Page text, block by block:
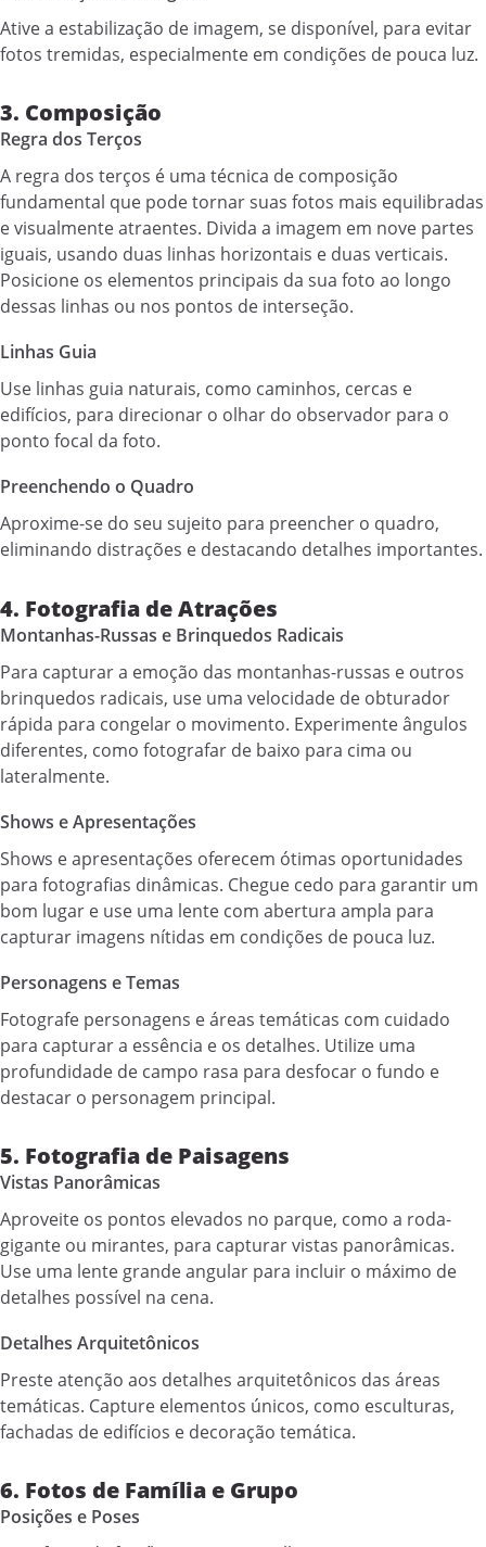
Ative a estabilização de imagem, se disponível, para evitar
fotos tremidas, especialmente em condições de pouca luz.
3. Composição
Regra dos Terços
A regra dos terços é uma técnica de composição
fundamental que pode tornar suas fotos mais equilibradas
e visualmente atraentes. Divida a imagem em nove partes
iguais, usando duas linhas horizontais e duas verticais.
Posicione os elementos principais da sua foto ao longo
dessas linhas ou nos pontos de interseção.
Linhas Guia
Use linhas guia naturais, como caminhos, cercas e
edifícios, para direcionar o olhar do observador para o
ponto focal da foto.
Preenchendo o Quadro
Aproxime-se do seu sujeito para preencher o quadro,
eliminando distrações e destacando detalhes importantes.
4. Fotografia de Atrações
Montanhas-Russas e Brinquedos Radicais
Para capturar a emoção das montanhas-russas e outros
brinquedos radicais, use uma velocidade de obturador
rápida para congelar o movimento. Experimente ângulos
diferentes, como fotografar de baixo para cima ou
lateralmente.
Shows e Apresentações
Shows e apresentações oferecem ótimas oportunidades
para fotografias dinâmicas. Chegue cedo para garantir um
bom lugar e use uma lente com abertura ampla para
capturar imagens nítidas em condições de pouca luz.
Personagens e Temas
Fotografe personagens e áreas temáticas com cuidado
para capturar a essência e os detalhes. Utilize uma
profundidade de campo rasa para desfocar o fundo e
destacar o personagem principal.
5. Fotografia de Paisagens
Vistas Panorâmicas
Aproveite os pontos elevados no parque, como a roda-
gigante ou mirantes, para capturar vistas panorâmicas.
Use uma lente grande angular para incluir o máximo de
detalhes possível na cena.
Detalhes Arquitetônicos
Preste atenção aos detalhes arquitetônicos das áreas
temáticas. Capture elementos únicos, como esculturas,
fachadas de edifícios e decoração temática.
6. Fotos de Família e Grupo
Posições e Poses